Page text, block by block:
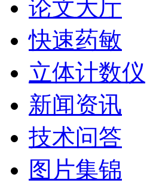
论文大厅
快速药敏
立体计数仪
新闻资讯
技术问答
图片集锦